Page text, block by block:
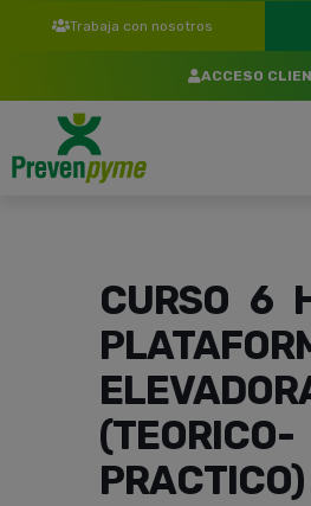
Trabaja con nosotros
ACCESO
CURSO 6
(TEORICO-
PRACTICO)